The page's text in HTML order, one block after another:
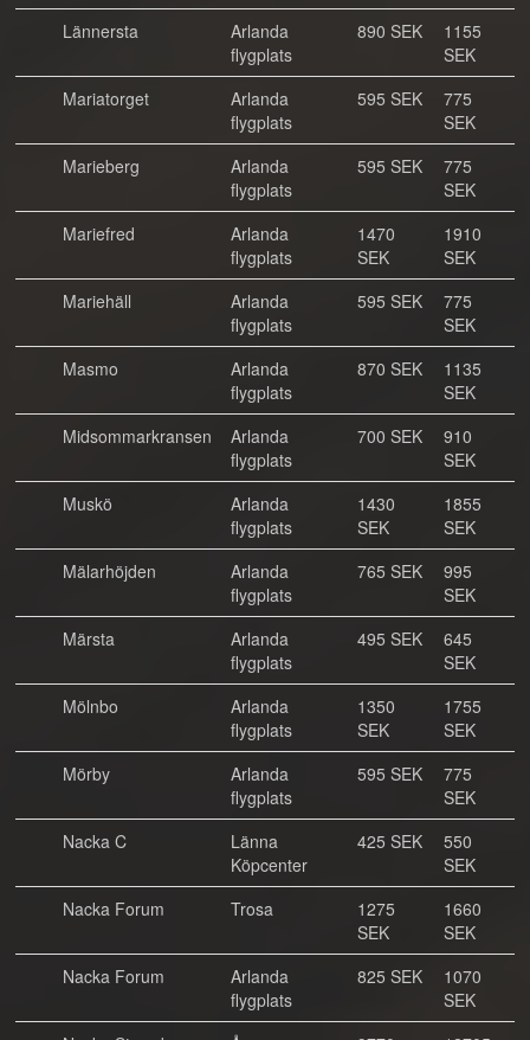
Lännersta
Arlanda
flygplats
890 SEK
1155
SEK
Mariatorget
Arlanda
flygplats
595 SEK
775
SEK
Marieberg
Arlanda
flygplats
595 SEK
775
SEK
Mariefred
Arlanda
flygplats
1470
SEK
1910
SEK
Mariehäll
Arlanda
flygplats
595 SEK
775
SEK
Masmo
Arlanda
flygplats
870 SEK
1135
SEK
Midsommarkransen
Arlanda
flygplats
700 SEK
910
SEK
Muskö
Arlanda
flygplats
1430
SEK
1855
SEK
Mälarhöjden
Arlanda
flygplats
765 SEK
995
SEK
Märsta
Arlanda
flygplats
495 SEK
645
SEK
Mölnbo
Arlanda
flygplats
1350
SEK
1755
SEK
Mörby
Arlanda
flygplats
595 SEK
775
SEK
Nacka C
Länna
Köpcenter
425 SEK
550
SEK
Nacka Forum
Trosa
1275
SEK
1660
SEK
Nacka Forum
Arlanda
flygplats
825 SEK
1070
SEK